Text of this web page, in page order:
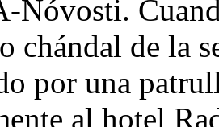
Nóvosti.
chándal de la
por una
al hotel